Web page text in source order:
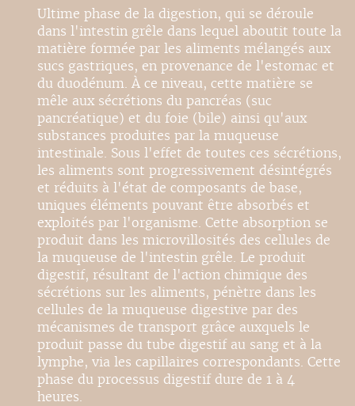
Ultime phase de la digestion, qui se déroule
dans l'intestin grêle dans lequel aboutit toute la
matière formée par les aliments mélangés aux
sucs gastriques, en provenance de l'estomac et
du duodénum. À ce niveau, cette matière se
mêle aux sécrétions du pancréas (suc
pancréatique) et du foie (bile) ainsi qu'aux
substances produites par la muqueuse
intestinale. Sous l'effet de toutes ces sécrétions,
les aliments sont progressivement désintégrés
et réduits à l'état de composants de base,
uniques éléments pouvant être absorbés et
exploités par l'organisme. Cette absorption se
produit dans les microvillosités des cellules de
la muqueuse de l'intestin grêle. Le produit
digestif, résultant de l'action chimique des
sécrétions sur les aliments, pénètre dans les
cellules de la muqueuse digestive par des
mécanismes de transport grâce auxquels le
produit passe du tube digestif au sang et à la
lymphe, via les capillaires correspondants. Cette
phase du processus digestif dure de 1 à 4
heures.